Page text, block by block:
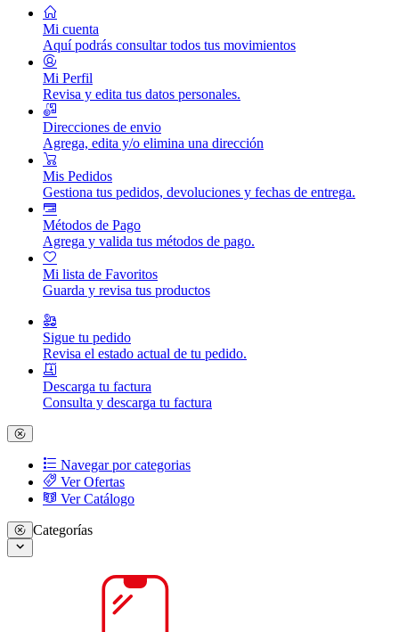
Mi cuenta
Aquí podrás consultar todos tus movimientos
Mi Perfil
Revisa y edita tus datos personales.
Direcciones de envio
Agrega, edita y/o elimina una dirección
Mis Pedidos
Gestiona tus pedidos, devoluciones y fechas de entrega.
Métodos de Pago
Agrega y valida tus métodos de pago.
Mi lista de Favoritos
Guarda y revisa tus productos
Sigue tu pedido
Revisa el estado actual de tu pedido.
Descarga tu factura
Consulta y descarga tu factura
Navegar por categorias
Ver Ofertas
Ver Catálogo
Categorías